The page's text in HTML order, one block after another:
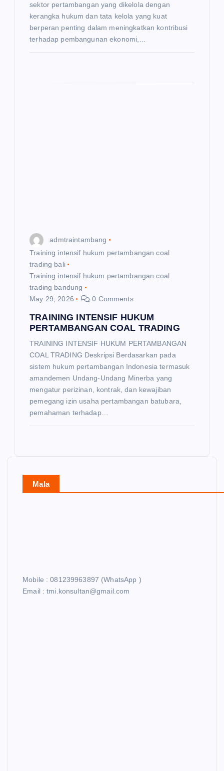
sektor pertambangan yang dikelola dengan
kerangka hukum dan tata kelola yang kuat
berperan penting dalam meningkatkan kontribusi
terhadap pembangunan ekonomi,…
admtraintambang
Training intensif hukum pertambangan coal
trading bali
Training intensif hukum pertambangan coal
trading bandung
May 29, 2026
0 Comments
TRAINING INTENSIF HUKUM
PERTAMBANGAN COAL TRADING
TRAINING INTENSIF HUKUM PERTAMBANGAN
COAL TRADING Deskripsi Berdasarkan pada
sistem hukum pertambangan Indonesia termasuk
amandemen Undang-Undang Minerba yang
mengatur perizinan, kontrak, dan kewajiban
pemegang izin usaha pertambangan batubara,
pemahaman terhadap…
Mala